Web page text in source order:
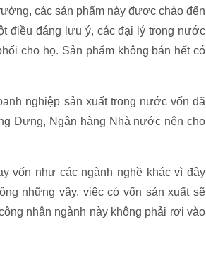
các sản phẩm này được chào đến
điều đáng lưu ý, các đại lý trong nước
cho họ. Sản phẩm không bán hết có
nghiệp sản xuất trong nước vốn đã
Dưng, Ngân hàng Nhà nước nên cho
vốn như các ngành nghề khác vì đây
những vậy, việc có vốn sản xuất sẽ
nhân ngành này không phải rơi vào